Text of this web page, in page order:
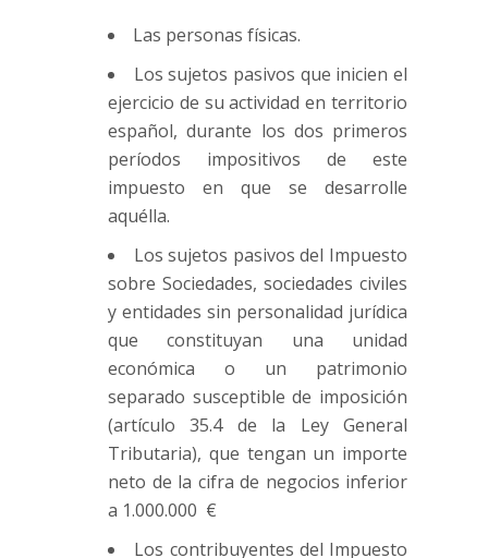
Las personas físicas.
Los sujetos pasivos que inicien el
ejercicio de su actividad en territorio
español, durante los dos primeros
períodos impositivos de este
impuesto en que se desarrolle
aquélla.
Los sujetos pasivos del Impuesto
sobre Sociedades, sociedades civiles
y entidades sin personalidad jurídica
que constituyan una unidad
económica o un patrimonio
separado susceptible de imposición
(artículo 35.4 de la Ley General
Tributaria), que tengan un importe
neto de la cifra de negocios inferior
a 1.000.000 €
Los contribuyentes del Impuesto